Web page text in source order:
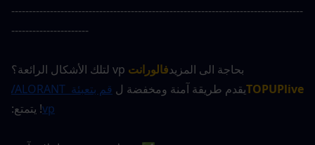
-----------------------------------------------------------------------------------
----------------------
بحاجة الى المزيدفالورانت
TOPUPliveيقدم طريقة آمنة ومخفضة ل
قم بتعبئة VALORANT
vp! يتمتع: